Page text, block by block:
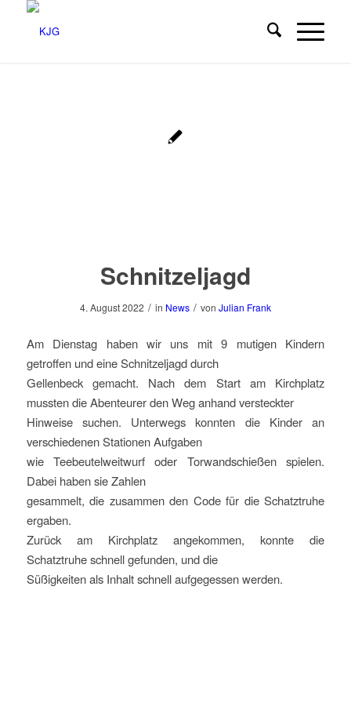
Schnitzeljagd
4. August 2022 / in News / von Julian Frank
Am Dienstag haben wir uns mit 9 mutigen Kindern
getroffen und eine Schnitzeljagd durch
Gellenbeck gemacht. Nach dem Start am Kirchplatz
mussten die Abenteurer den Weg anhand versteckter
Hinweise suchen. Unterwegs konnten die Kinder an
verschiedenen Stationen Aufgaben
wie Teebeutelweitwurf oder Torwandschießen spielen.
Dabei haben sie Zahlen
gesammelt, die zusammen den Code für die Schatztruhe
ergaben.
Zurück am Kirchplatz angekommen, konnte die
Schatztruhe schnell gefunden, und die
Süßigkeiten als Inhalt schnell aufgegessen werden.